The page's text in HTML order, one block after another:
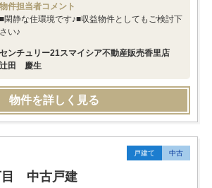
物件担当者コメント
■閑静な住環境です♪■収益物件としてもご検討下
さい♪
センチュリー21スマイシア不動産販売香里店
辻田 慶生
物件を詳しく見る
戸建て 中古
目 中古戸建